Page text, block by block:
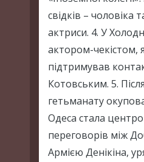
свідків – чоловіка
актриси. 4. У
актором-чекістом,
підтримував
Котовським. 5.
гетьманату
Одеса стала
переговорів між
Армією Денікіна,